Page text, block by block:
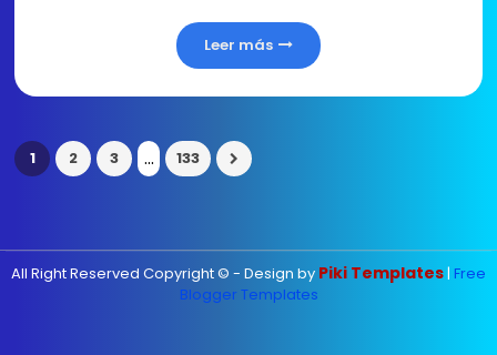
Leer más
1 2 3 ... 133
All Right Reserved Copyright © - Design by Piki Templates| Free
Blogger Templates